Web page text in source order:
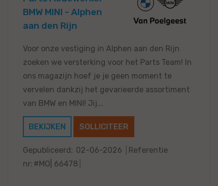
BMW MINI - Alphen
aan den Rijn
Voor onze vestiging in Alphen aan den Rijn
zoeken we versterking voor het Parts Team! In
ons magazijn hoef je je geen moment te
vervelen dankzij het gevarieerde assortiment
van BMW en MINI! Jij...
BEKIJKEN SOLLICITEER
Gepubliceerd: 02-06-2026
Referentie
nr: #MO| 66478